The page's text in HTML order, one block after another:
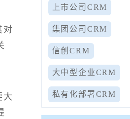
对
大
上市公司CRM
集团公司CRM
信创CRM
大中型企业CRM
私有化部署CRM